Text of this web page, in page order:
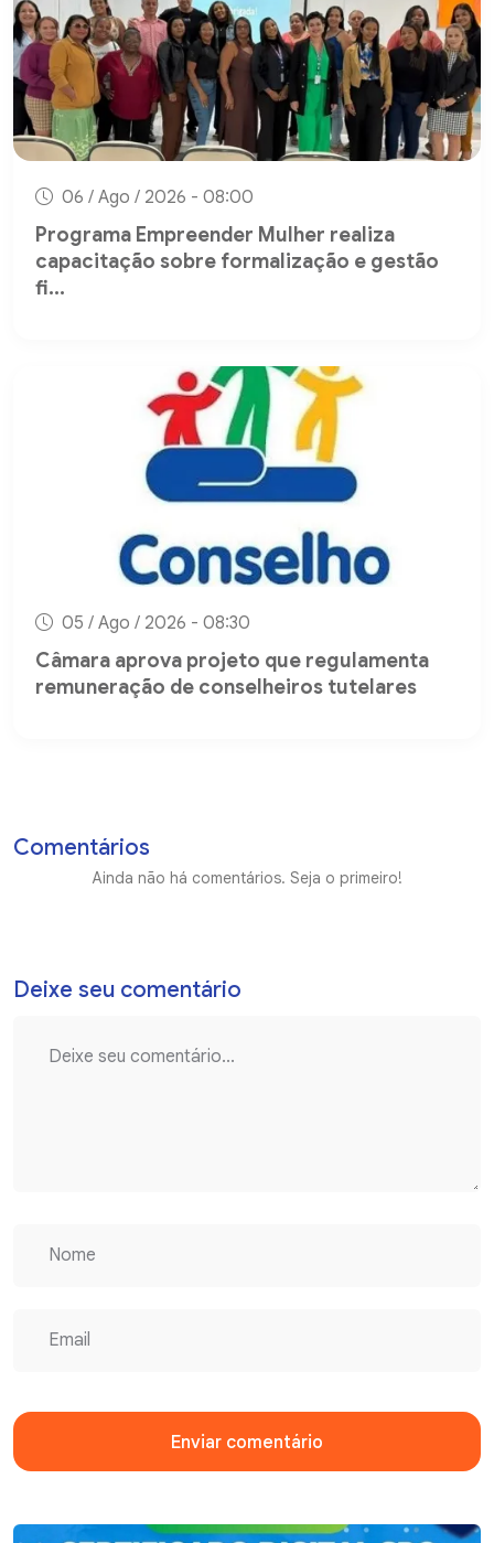
06 / Ago / 2026 - 08:00
Programa Empreender Mulher realiza
capacitação sobre formalização e gestão
fi...
05 / Ago / 2026 - 08:30
Câmara aprova projeto que regulamenta
remuneração de conselheiros tutelares
Comentários
Ainda não há comentários. Seja o primeiro!
Deixe seu comentário
Enviar comentário